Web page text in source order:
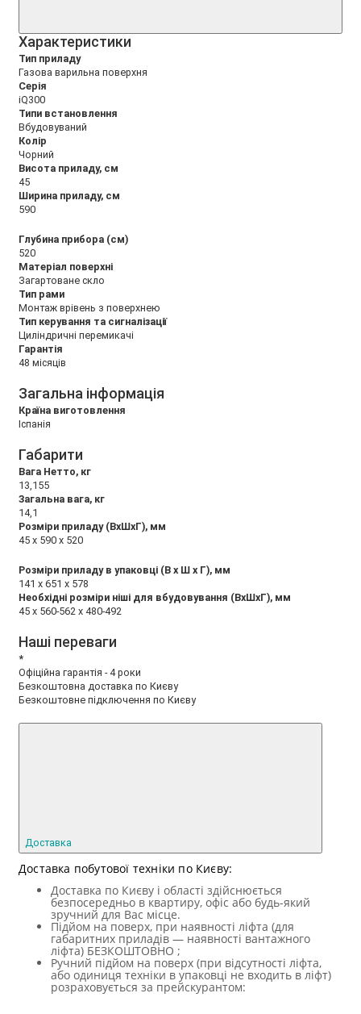
Xарактеристики
Тип приладу
Газова варильна поверхня
Серія
iQ300
Типи встановлення
Вбудовуваний
Колір
Чорний
Висота приладу, см
45
Ширина приладу, см
590
Глубина прибора (см)
520
Матеріал поверхні
Загартоване скло
Тип рами
Монтаж врівень з поверхнею
Тип керування та сигналізації
Циліндричні перемикачі
Гарантія
48 місяців
Загальна інформація
Країна виготовлення
Іспанія
Габарити
Вага Нетто, кг
13,155
Загальна вага, кг
14,1
Розміри приладу (ВхШхГ), мм
45 x 590 x 520
Розміри приладу в упаковці (В х Ш х Г), мм
141 x 651 x 578
Необхідні розміри ніші для вбудовування (ВхШхГ), мм
45 x 560-562 x 480-492
Наші переваги
*
Офіційна гарантія - 4 роки
Безкоштовна доставка по Києву
Безкоштовне підключення по Києву
Доставка
Доставка побутової техніки по Києву:
Доставка по Києву і області здійснюється
безпосередньо в квартиру, офіс або будь-який
зручний для Вас місце.
Підйом на поверх, при наявності ліфта (для
габаритних приладів — наявності вантажного
ліфта) БЕЗКОШТОВНО ;
Ручний підйом на поверх (при відсутності ліфта,
або одиниця техніки в упаковці не входить в ліфт)
розраховується за прейскурантом: